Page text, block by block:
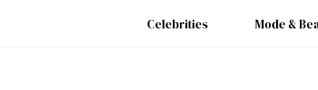
Celebrities Mode &